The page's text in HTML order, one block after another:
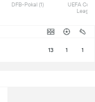
UEFA
13 1 1